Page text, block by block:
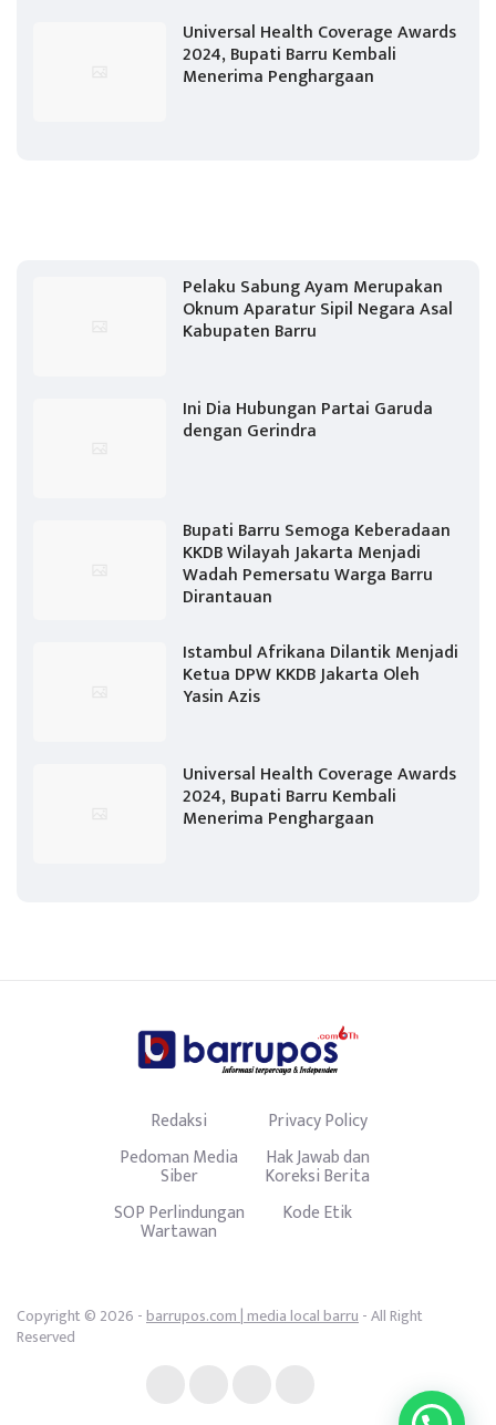
Universal Health Coverage Awards
2024, Bupati Barru Kembali
Menerima Penghargaan
Pelaku Sabung Ayam Merupakan
Oknum Aparatur Sipil Negara Asal
Kabupaten Barru
Ini Dia Hubungan Partai Garuda
dengan Gerindra
Bupati Barru Semoga Keberadaan
KKDB Wilayah Jakarta Menjadi
Wadah Pemersatu Warga Barru
Dirantauan
Istambul Afrikana Dilantik Menjadi
Ketua DPW KKDB Jakarta Oleh
Yasin Azis
Universal Health Coverage Awards
2024, Bupati Barru Kembali
Menerima Penghargaan
Redaksi
Privacy Policy
Pedoman Media
Siber
Hak Jawab dan
Koreksi Berita
SOP Perlindungan
Wartawan
Kode Etik
Copyright © 2026 -barrupos.com | media local barru- All Right
Reserved